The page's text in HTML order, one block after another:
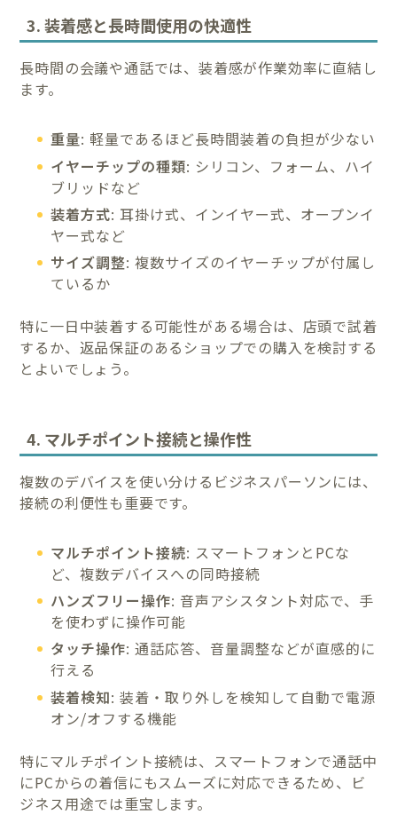
3. 装着感と長時間使用の快適性
長時間の会議や通話では、装着感が作業効率に直結し
ます。
重量: 軽量であるほど長時間装着の負担が少ない
イヤーチップの種類: シリコン、フォーム、ハイ
ブリッドなど
装着方式: 耳掛け式、インイヤー式、オープンイ
ヤー式など
サイズ調整: 複数サイズのイヤーチップが付属し
ているか
特に一日中装着する可能性がある場合は、店頭で試着
するか、返品保証のあるショップでの購入を検討する
とよいでしょう。
4. マルチポイント接続と操作性
複数のデバイスを使い分けるビジネスパーソンには、
接続の利便性も重要です。
マルチポイント接続: スマートフォンとPCな
ど、複数デバイスへの同時接続
ハンズフリー操作: 音声アシスタント対応で、手
を使わずに操作可能
タッチ操作: 通話応答、音量調整などが直感的に
行える
装着検知: 装着・取り外しを検知して自動で電源
オン/オフする機能
特にマルチポイント接続は、スマートフォンで通話中
にPCからの着信にもスムーズに対応できるため、ビ
ジネス用途では重宝します。